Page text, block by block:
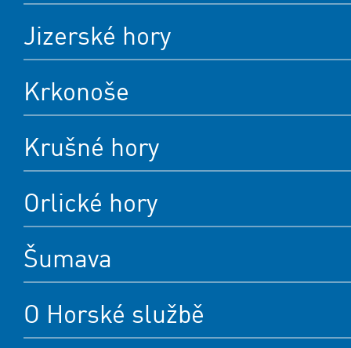
Jizerské hory
Krkonoše
Krušné hory
Orlické hory
Šumava
O Horské službě